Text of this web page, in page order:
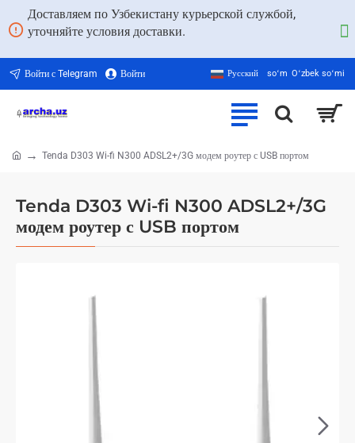
Доставляем по Узбекистану курьерской службой,
уточняйте условия доставки.
Войти с Telegram Войти Русский soʻm Oʻzbek soʻmi
Tenda D303 Wi-fi N300 ADSL2+/3G
модем роутер с USB портом
Tenda D303 Wi-fi N300 ADSL2+/3G модем роутер с USB портом